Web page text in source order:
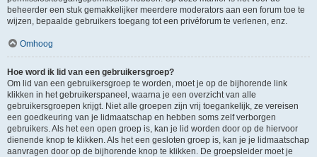
beheerder een stuk gemakkelijker meerdere moderators aan een forum toe te
wijzen, bepaalde gebruikers toegang tot een privéforum te verlenen, enz.
Omhoog
Hoe word ik lid van een gebruikersgroep?
Om lid van een gebruikersgroep te worden, moet je op de bijhorende link
klikken in het gebruikerspaneel, waarna je een overzicht van alle
gebruikersgroepen krijgt. Niet alle groepen zijn vrij toegankelijk, ze vereisen
een goedkeuring van je lidmaatschap en hebben soms zelf verborgen
gebruikers. Als het een open groep is, kan je lid worden door op de hiervoor
dienende knop te klikken. Als het een gesloten groep is, kan je je lidmaatschap
aanvragen door op de bijhorende knop te klikken. De groepsleider moet je